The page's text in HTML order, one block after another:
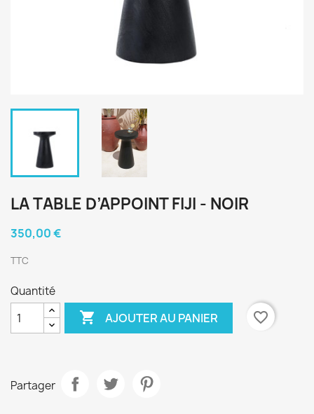
LA TABLE D’APPOINT FIJI - NOIR
350,00 €
TTC
Quantité
 AJOUTER AU PANIER favorite_border
Partager